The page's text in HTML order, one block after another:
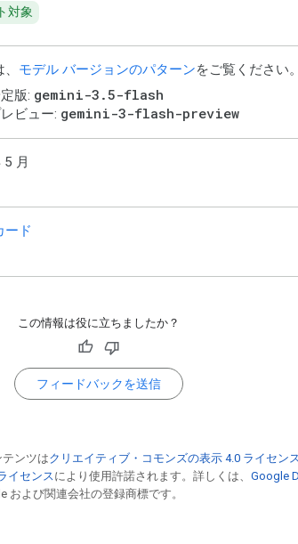
対象
モデル バージョンのパターンをご覧ください
版: gemini-3.5-flash
ビュー: gemini-3-flash-preview
月
ード
この情報は役に立ちましたか？
フィードバックを送信
ンツはクリエイティブ・コモンズの表示 4.0 ライセン
イセンスにより使用許諾されます。詳しくは、 Google
および関連会社の登録商標です。